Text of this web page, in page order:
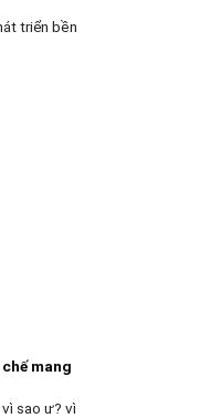
triển bền
mang
sao ư? vì